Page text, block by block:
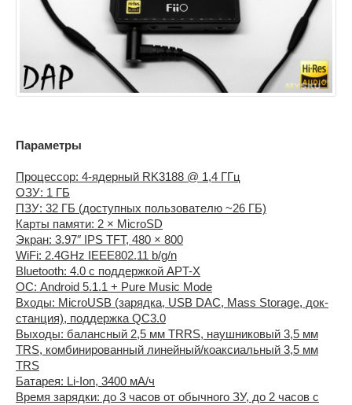
Параметры
Процессор: 4-ядерный RK3188 @ 1,4 ГГц
ОЗУ: 1 ГБ
ПЗУ: 32 ГБ (доступных пользователю ~26 ГБ)
Карты памяти: 2 × MicroSD
Экран: 3.97″ IPS TFT, 480 × 800
WiFi: 2.4GHz IEEE802.11 b/g/n
Bluetooth: 4.0 с поддержкой APT-X
ОС: Android 5.1.1 + Pure Music Mode
Входы: MicroUSB (зарядка, USB DAC, Mass Storage, док-
станция), поддержка QC3.0
Выходы: балансный 2,5 мм TRRS, наушниковый 3,5 мм
TRS, комбинированный линейный/коаксиальный 3,5 мм
TRS
Батарея: Li-Ion, 3400 мА/ч
Время зарядки: до 3 часов от обычного ЗУ, до 2 часов с